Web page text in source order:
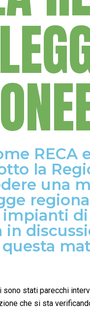
RECA
la
una
in
stati parecchi
che si sta